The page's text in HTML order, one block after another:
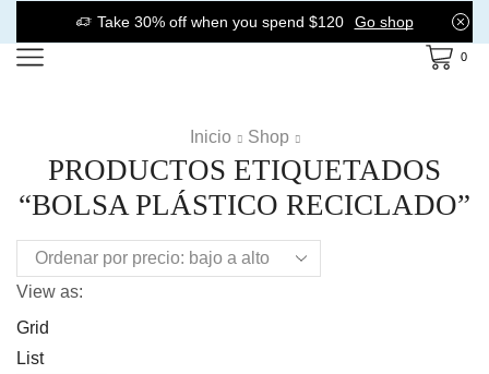
Take 30% off when you spend $120 Go shop
0
Inicio Shop
PRODUCTOS ETIQUETADOS
“BOLSA PLÁSTICO RECICLADO”
View as:
Grid
List